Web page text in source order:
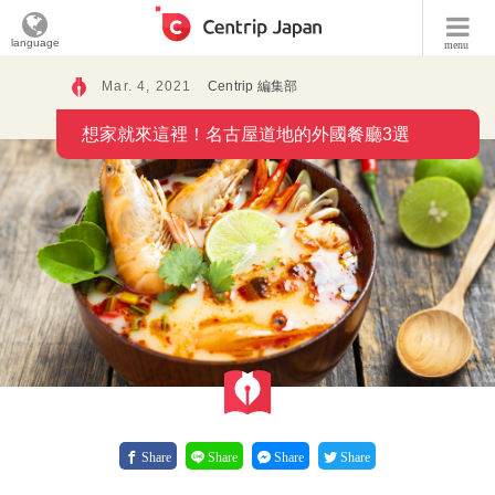
menu
language
Mar. 4, 2021 Centrip 編集部
想家就來這裡！名古屋道地的外國餐廳3選
Share Share Share Share